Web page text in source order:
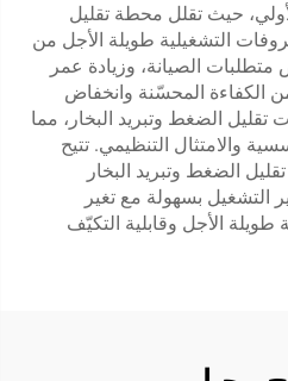
حيث تقلل محطة تقليل
التشغيلية طويلة الأجل من
الصيانة، وزيادة عمر
من الكفاءة المحسّنة وانخفاض
الضغط وتبريد البخار، مما
والامتثال التنظيمي. تتيح
الضغط وتبريد البخار
التشغيل بسهولة مع تغير
طويلة الأجل وقابلية التكيّف